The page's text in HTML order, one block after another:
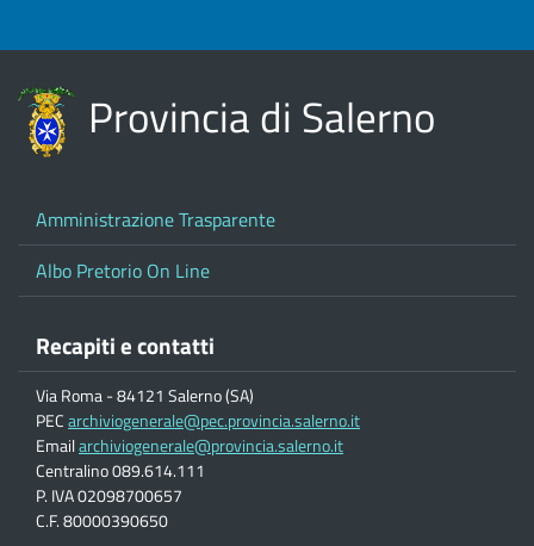
Provincia di Salerno
Amministrazione Trasparente
Albo Pretorio On Line
Recapiti e contatti
Via Roma - 84121 Salerno (SA)
PECarchiviogenerale@pec.provincia.salerno.it
Emailarchiviogenerale@provincia.salerno.it
Centralino 089.614.111
P. IVA 02098700657
C.F. 80000390650